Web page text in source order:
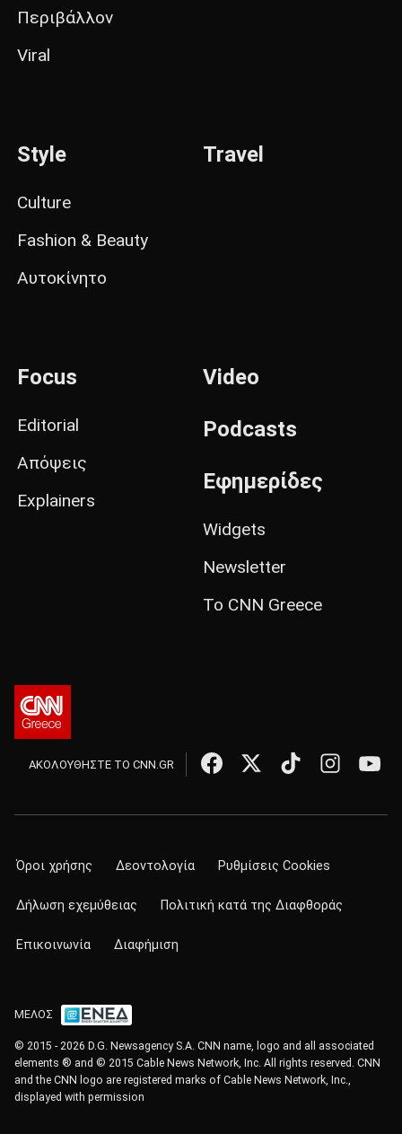
Περιβάλλον
Viral
Style
Culture
Fashion & Beauty
Αυτοκίνητο
Travel
Focus
Editorial
Απόψεις
Explainers
Video
Podcasts
Εφημερίδες
Widgets
Newsletter
Το CNN Greece
ΑΚΟΛΟΥΘΗΣΤΕ ΤΟ CNN.GR
Όροι χρήσης Δεοντολογία Ρυθμίσεις Cookies
Δήλωση εχεμύθειας Πολιτική κατά της Διαφθοράς
Επικοινωνία Διαφήμιση
ΜΕΛΟΣ
© 2015 - 2026 D.G. Newsagency S.A. CNN name, logo and all associated
elements ® and © 2015 Cable News Network, Inc. All rights reserved. CNN
and the CNN logo are registered marks of Cable News Network, Inc.,
displayed with permission